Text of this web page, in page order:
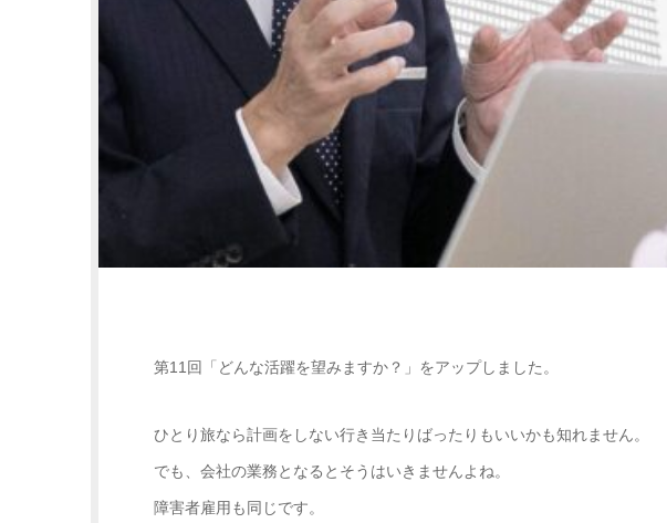
第11回「どんな活躍を望みますか？」をアップしました。
ひとり旅なら計画をしない行き当たりばったりもいいかも知れません。
でも、会社の業務となるとそうはいきませんよね。
障害者雇用も同じです。